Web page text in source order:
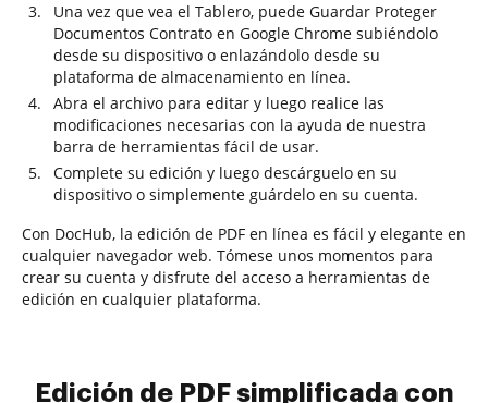
Una vez que vea el Tablero, puede Guardar Proteger
Documentos Contrato en Google Chrome subiéndolo
desde su dispositivo o enlazándolo desde su
plataforma de almacenamiento en línea.
Abra el archivo para editar y luego realice las
modificaciones necesarias con la ayuda de nuestra
barra de herramientas fácil de usar.
Complete su edición y luego descárguelo en su
dispositivo o simplemente guárdelo en su cuenta.
Con DocHub, la edición de PDF en línea es fácil y elegante en
cualquier navegador web. Tómese unos momentos para
crear su cuenta y disfrute del acceso a herramientas de
edición en cualquier plataforma.
Edición de PDF simplificada con